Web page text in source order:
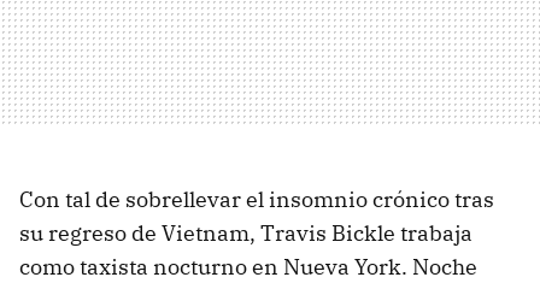
Con tal de sobrellevar el insomnio crónico tras
su regreso de Vietnam, Travis Bickle trabaja
como taxista nocturno en Nueva York. Noche